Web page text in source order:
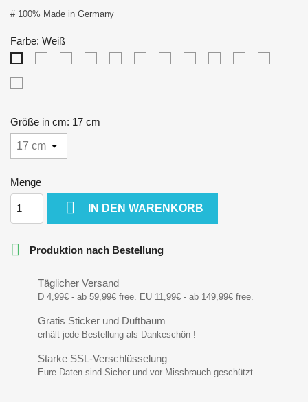
# 100% Made in Germany
Farbe: Weiß
Größe in cm: 17 cm
Menge
 IN DEN WARENKORB
 Produktion nach Bestellung
Täglicher Versand
D 4,99€ - ab 59,99€ free. EU 11,99€ - ab 149,99€ free.
Gratis Sticker und Duftbaum
erhält jede Bestellung als Dankeschön !
Starke SSL-Verschlüsselung
Eure Daten sind Sicher und vor Missbrauch geschützt